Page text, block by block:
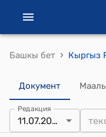
Башкы бет ›
Документ
Редакция
11.07.2025